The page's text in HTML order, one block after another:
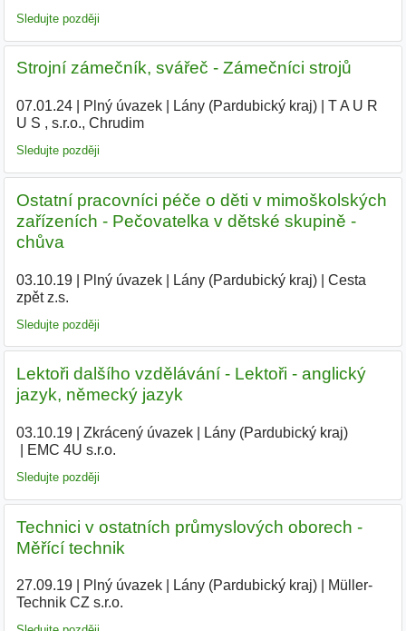
Sledujte později
Strojní zámečník, svářeč - Zámečníci strojů
07.01.24| Plný úvazek| Lány (Pardubický kraj)|
T A U R
U S , s.r.o., Chrudim|
Sledujte později
Ostatní pracovníci péče o děti v mimoškolských
zařízeních - Pečovatelka v dětské skupině -
chůva
03.10.19| Plný úvazek| Lány (Pardubický kraj)|
Cesta
zpět z.s.
Sledujte později
Lektoři dalšího vzdělávání - Lektoři - anglický
jazyk, německý jazyk
03.10.19| Zkrácený úvazek| Lány (Pardubický kraj)|
EMC 4U s.r.o.
Sledujte později
Technici v ostatních průmyslových oborech -
Měřící technik
27.09.19| Plný úvazek| Lány (Pardubický kraj)|
Müller-
Technik CZ s.r.o.